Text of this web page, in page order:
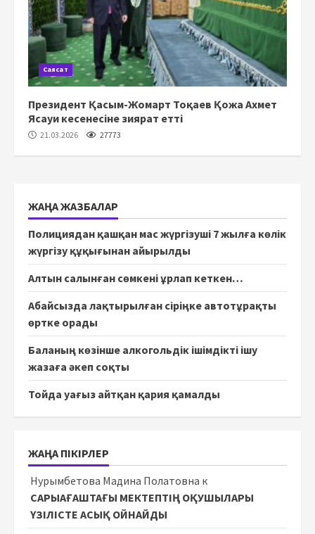
Саясат
Президент Қасым-Жомарт Тоқаев Қожа Ахмет
Ясауи кесенесіне зиярат етті
21.03.2026 27773
ЖАҢА ЖАЗБАЛАР
Полициядан қашқан мас жүргізуші 7 жылға көлік
жүргізу құқығынан айырылды
Алтын салынған сөмкені ұрлап кеткен…
Абайсызда лақтырылған сіріңке автотұрақты
өртке орады
Баланың көзінше алкогольдік ішімдікті ішу
жазаға әкеп соқты
Тойда уағыз айтқан қария қамалды
ЖАҢА ПІКІРЛЕР
Нурымбетова Мадина Полатовна к
САРЫАҒАШТАҒЫ МЕКТЕПТІҢ ОҚУШЫЛАРЫ
ҮЗІЛІСТЕ АСЫҚ ОЙНАЙДЫ